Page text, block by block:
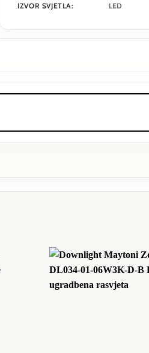
IZVOR SVJETLA: LED